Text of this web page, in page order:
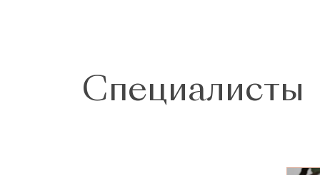
Специалисты